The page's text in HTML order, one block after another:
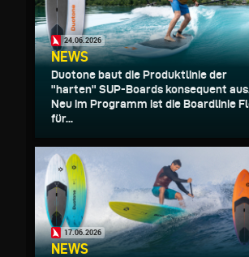
24.06.2026
NEWS
Duotone baut die Produktlinie der
"harten" SUP-Boards konsequent
Neu im Programm ist die Boardlinie
für...
17.06.2026
NEWS